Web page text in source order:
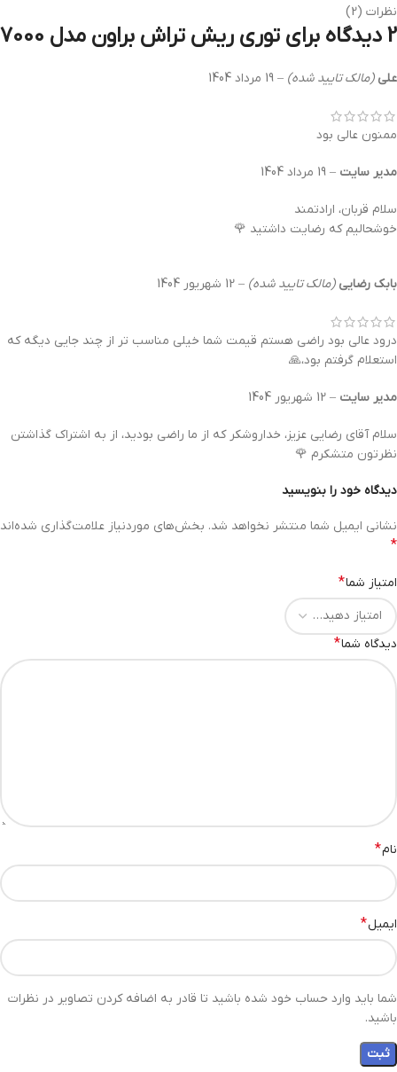
نظرات (2)
2 دیدگاه برای توری ریش تراش براون مدل 7000
علی(مالک تایید شده) – 19 مرداد 1404
ممنون عالی بود
مدیر سایت – 19 مرداد 1404
سلام قربان، ارادتمند
خوشحالیم که رضایت داشتید 🌹
بابک رضایی(مالک تایید شده) – 12 شهریور 1404
درود عالی بود راضی هستم قیمت شما خیلی مناسب تر از چند جایی دیگه که
استعلام گرفتم بود،🙏
مدیر سایت – 12 شهریور 1404
سلام آقای رضایی عزیز، خداروشکر که از ما راضی بودید، از به اشتراک گذاشتن
نظرتون متشکرم 🌹
دیدگاه خود را بنویسید
نشانی ایمیل شما منتشر نخواهد شد. بخش‌های موردنیاز علامت‌گذاری شده‌اند
*
امتیاز شما*
دیدگاه شما*
نام*
ایمیل*
شما باید وارد حساب خود شده باشید تا قادر به اضافه کردن تصاویر در نظرات
باشید.